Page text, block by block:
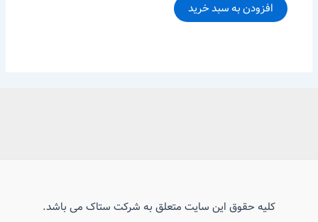
افزودن به سبد خرید
کلیه حقوق این سایت متعلق به شرکت ستاک می باشد.